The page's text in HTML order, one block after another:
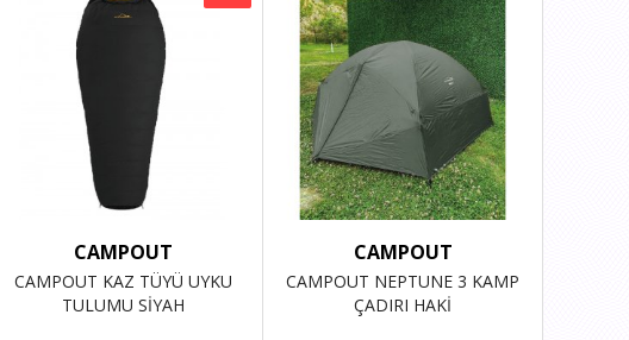
CAMPOUT
CAMPOUT KAZ TÜYÜ UYKU
TULUMU SİYAH
CAMPOUT
CAMPOUT NEPTUNE 3 KAMP
ÇADIRI HAKİ